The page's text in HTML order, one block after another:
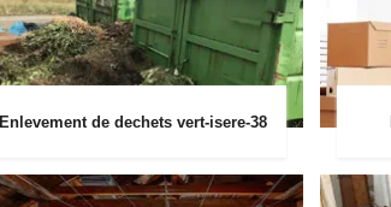
Enlevement de dechets vert-isere-38